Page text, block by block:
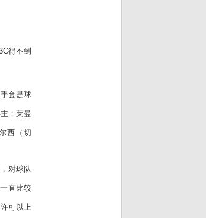
得不到
套是球
；莱曼
西（切
对球队
直比较
可以上